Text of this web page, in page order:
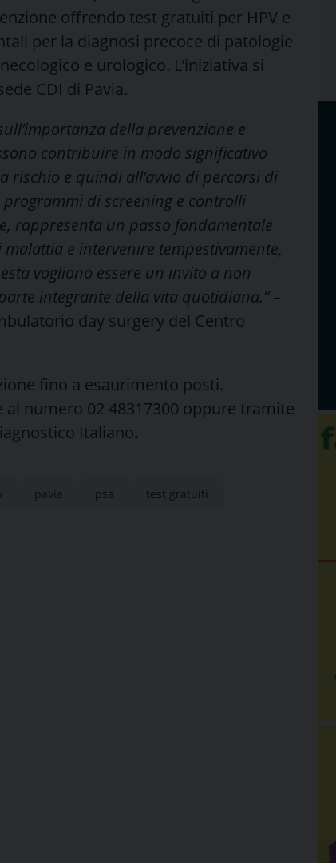
offrendo test gratuiti per HPV e
per la diagnosi precoce di patologie
e urologico. L’iniziativa si
CDI di Pavia.
della prevenzione e
contribuire in modo significativo
rischio e quindi all’avvio di percorsi di
di screening e controlli
rappresenta un passo fondamentale
e intervenire tempestivamente,
vogliono essere un invito a non
integrante della vita quotidiana.”–
day surgery del Centro
fino a esaurimento posti.
numero 02 48317300 oppure tramite
Italiano.
pavia psa test gratuiti